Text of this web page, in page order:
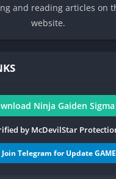
and reading articles on
website.
Ninja Gaiden Sigma
by McDevilStar
Join Telegram for Update GAME